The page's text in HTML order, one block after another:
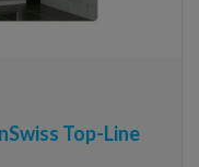
Top-Line